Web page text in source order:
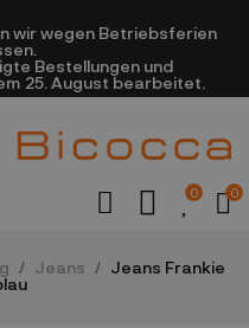
wir wegen Betriebsferien
Bestellungen und
25. August bearbeitet.
0 0
Jeans
Jeans Frankie